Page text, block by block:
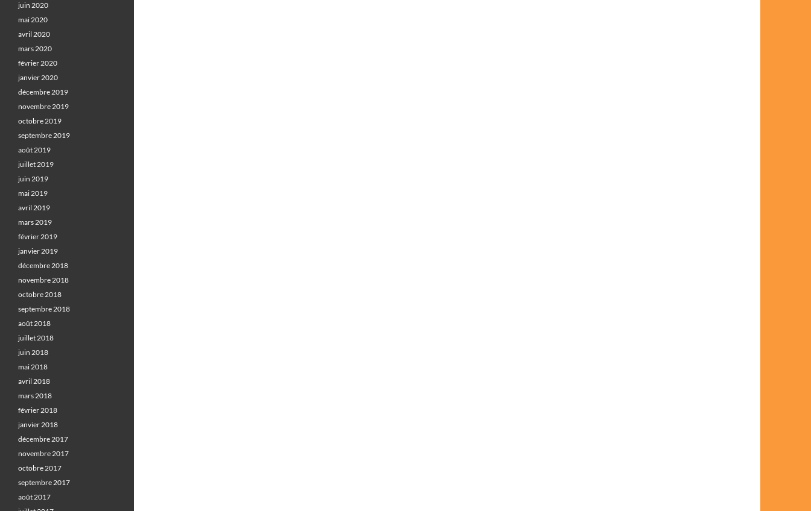
juin 2020
mai 2020
avril 2020
mars 2020
février 2020
janvier 2020
décembre 2019
novembre 2019
octobre 2019
septembre 2019
août 2019
juillet 2019
juin 2019
mai 2019
avril 2019
mars 2019
février 2019
janvier 2019
décembre 2018
novembre 2018
octobre 2018
septembre 2018
août 2018
juillet 2018
juin 2018
mai 2018
avril 2018
mars 2018
février 2018
janvier 2018
décembre 2017
novembre 2017
octobre 2017
septembre 2017
août 2017